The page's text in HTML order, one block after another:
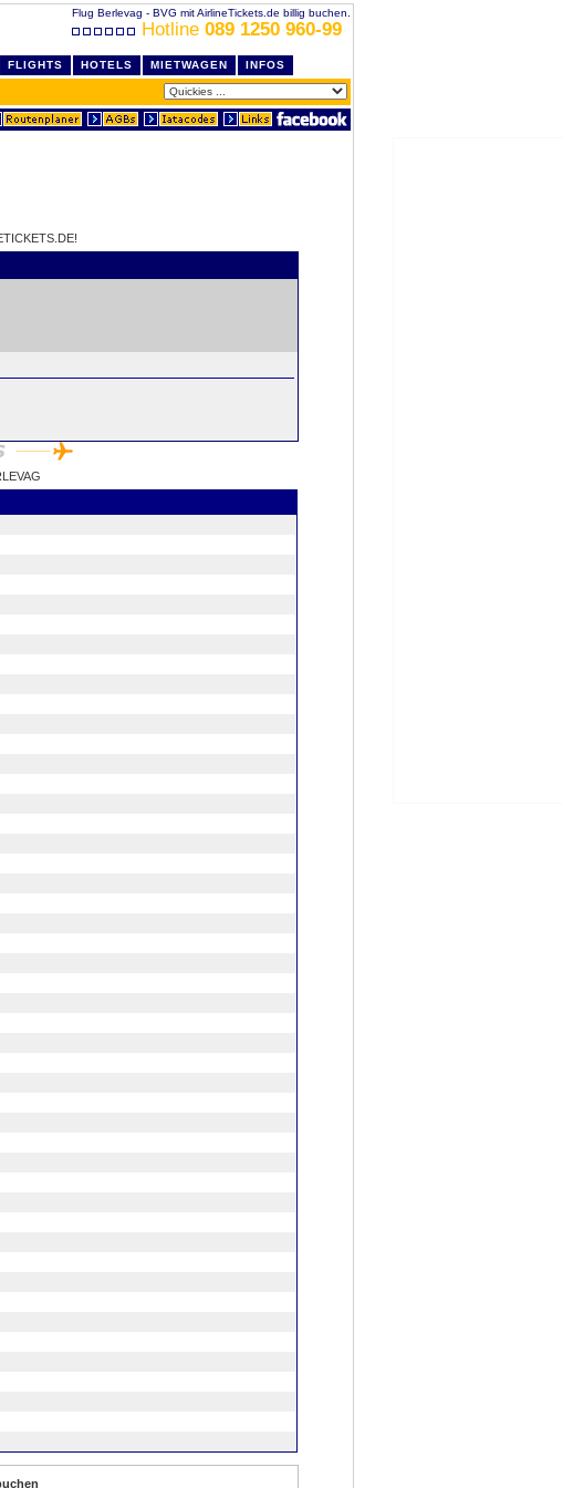
Flug Berlevag - BVG mit AirlineTickets.de billig buchen.
Hotline 089 1250 960-99
FLIGHTS HOTELS MIETWAGEN INFOS